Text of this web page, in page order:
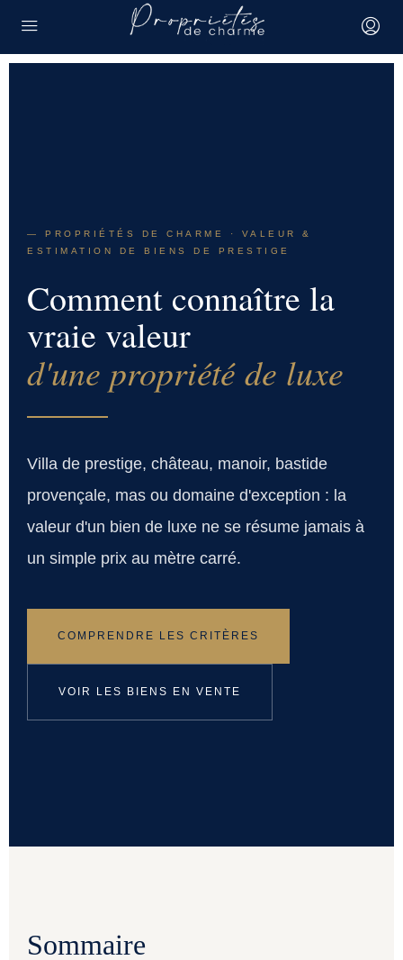
— PROPRIÉTÉS DE CHARME · VALEUR &
ESTIMATION DE BIENS DE PRESTIGE
Comment connaître la
vraie valeur
d'une propriété de luxe
Villa de prestige, château, manoir, bastide
provençale, mas ou domaine d'exception : la
valeur d'un bien de luxe ne se résume jamais à
un simple prix au mètre carré.
COMPRENDRE LES CRITÈRES
VOIR LES BIENS EN VENTE
Sommaire